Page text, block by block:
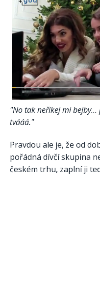
"No tak neříkej mi
tvááá."
Pravdou ale je, že od
pořádná dívčí skupina
českém trhu, zaplní ji